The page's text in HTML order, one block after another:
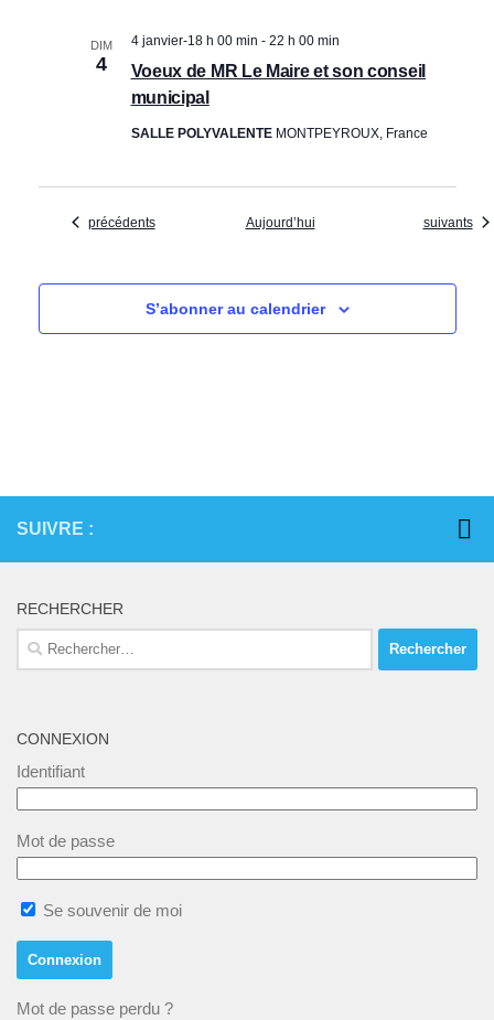
DIM
4
Voeux de MR Le Maire et son conseil
municipal
4 janvier-18 h 00 min - 22 h 00 min
SALLE POLYVALENTE MONTPEYROUX, France
Évènements
précédents Aujourd’hui suivants
S’abonner au calendrier
SUIVRE :
RECHERCHER
Rechercher :
CONNEXION
Identifiant
Mot de passe
Se souvenir de moi
Mot de passe perdu ?